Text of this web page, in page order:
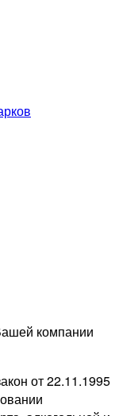
компании
от 22.11.1995